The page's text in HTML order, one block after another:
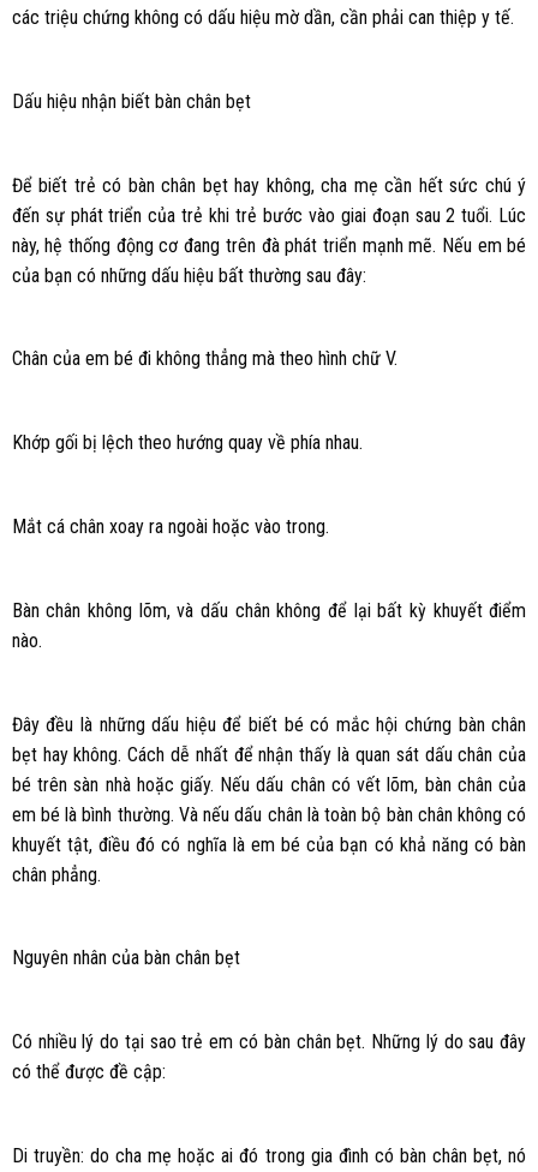
các triệu chứng không có dấu hiệu mờ dần, cần phải can thiệp y tế.
Dấu hiệu nhận biết bàn chân bẹt
Để biết trẻ có bàn chân bẹt hay không, cha mẹ cần hết sức chú ý
đến sự phát triển của trẻ khi trẻ bước vào giai đoạn sau 2 tuổi. Lúc
này, hệ thống động cơ đang trên đà phát triển mạnh mẽ. Nếu em bé
của bạn có những dấu hiệu bất thường sau đây:
Chân của em bé đi không thẳng mà theo hình chữ V.
Khớp gối bị lệch theo hướng quay về phía nhau.
Mắt cá chân xoay ra ngoài hoặc vào trong.
Bàn chân không lõm, và dấu chân không để lại bất kỳ khuyết điểm
nào.
Đây đều là những dấu hiệu để biết bé có mắc hội chứng bàn chân
bẹt hay không. Cách dễ nhất để nhận thấy là quan sát dấu chân của
bé trên sàn nhà hoặc giấy. Nếu dấu chân có vết lõm, bàn chân của
em bé là bình thường. Và nếu dấu chân là toàn bộ bàn chân không có
khuyết tật, điều đó có nghĩa là em bé của bạn có khả năng có bàn
chân phẳng.
Nguyên nhân của bàn chân bẹt
Có nhiều lý do tại sao trẻ em có bàn chân bẹt. Những lý do sau đây
có thể được đề cập:
Di truyền: do cha mẹ hoặc ai đó trong gia đình có bàn chân bẹt, nó